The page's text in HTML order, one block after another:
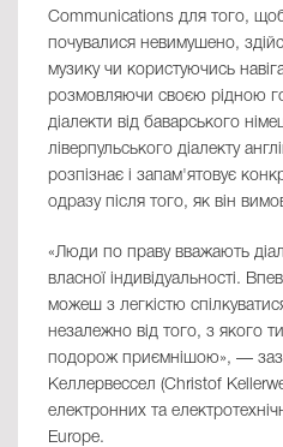
Communications для того, щоб
почувалися невимушено,
музику чи користуючись
розмовляючи своєю рідною
діалекти від баварського
ліверпульського діалекту
розпізнає і запам'ятовує
одразу після того, як він
«Люди по праву вважають
власної індивідуальності.
можеш з легкістю
незалежно від того, з якого
подорож приємнішою», —
Келлервессел (Christof
електронних та
Europe.